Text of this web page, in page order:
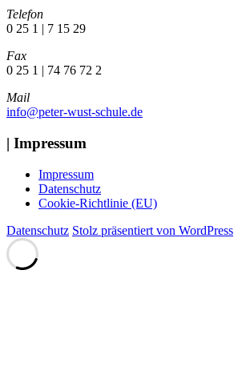
Telefon
0 25 1 | 7 15 29
Fax
0 25 1 | 74 76 72 2
Mail
info@peter-wust-schule.de
| Impressum
Impressum
Datenschutz
Cookie-Richtlinie (EU)
Datenschutz Stolz präsentiert von WordPress